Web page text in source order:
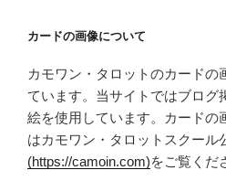
カードの画像について
カモワン・タロットのカードの
ています。当サイトではブログ
絵を使用しています。カードの
はカモワン・タロットスクール
(https://camoin.com)をご覧くだ